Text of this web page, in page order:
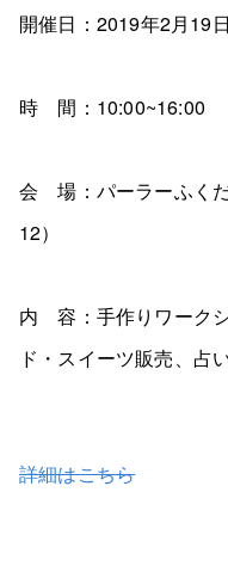
開催日：2019年2月19
時 間：10:00~16:00
会 場：パーラーふく
12）
内 容：手作りワーク
ド・スイーツ販売、
詳細はこちら